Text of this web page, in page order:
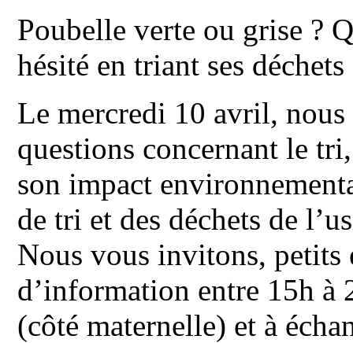
Poubelle verte ou grise ?
hésité en triant ses déchets
Le mercredi 10 avril,
questions concernant le
son impact
de tri et des déchets de
Nous vous invitons, petits
d’information entre 15h à
(côté maternelle) et à